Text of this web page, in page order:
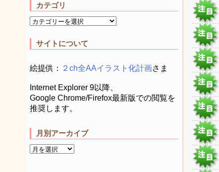
カテゴリ
サイトについて
絵提供： ２ch全AAイラスト化計画さま
Internet Explorer 9以降、
Google Chrome/Firefox最新版での閲覧を
推奨します。
月別アーカイブ